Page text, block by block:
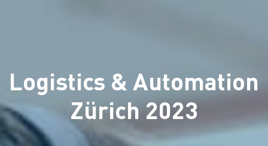
Logistics & Automation
Zürich 2023